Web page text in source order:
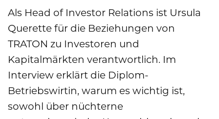
Strategie
Vorstand
Aufsichtsrat
Marken und Services
Anfahrt
Aktie
Finanzkennzahlen
Publikationen
Finanznachrichten
Fremdkapital & Rating
Zur Übersichtsseite: Newsroom
Pressemeldungen
Mediathek
Kontakt
Nachhaltigkeit
Zur Übersichtsseite: Nachhaltigkeit
Compliance & Risiko
Zur Übersichtsseite: Compliance & Risiko
Compliance & Integrität
Karriere
Als Head of Investor Relations ist Ursula
Querette für die Beziehungen von
TRATON zu Investoren und
Kapitalmärkten verantwortlich. Im
Interview erklärt die Diplom-
Betriebswirtin, warum es wichtig ist,
sowohl über nüchterne